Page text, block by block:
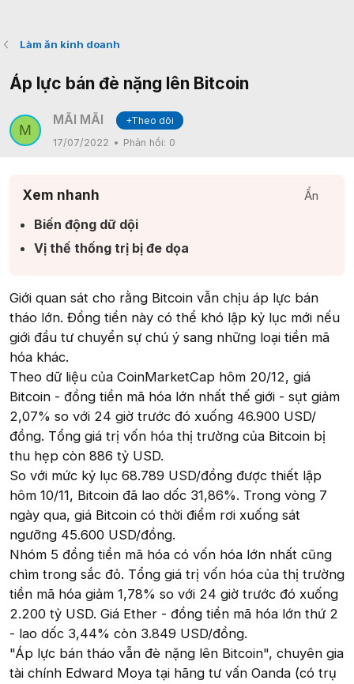
Làm ăn kinh doanh
Áp lực bán đè nặng lên Bitcoin
M
MÃI MÃI
+Theo dõi
17/07/2022
Phản hồi: 0
Xem nhanh Ẩn
Biến động dữ dội​
Vị thế thống trị bị đe dọa​
Giới quan sát cho rằng Bitcoin vẫn chịu áp lực bán
tháo lớn. Đồng tiền này có thể khó lập kỷ lục mới nếu
giới đầu tư chuyển sự chú ý sang những loại tiền mã
hóa khác.
Theo dữ liệu của CoinMarketCap hôm 20/12, giá
Bitcoin - đồng tiền mã hóa lớn nhất thế giới - sụt giảm
2,07% so với 24 giờ trước đó xuống 46.900 USD/
đồng. Tổng giá trị vốn hóa thị trường của Bitcoin bị
thu hẹp còn 886 tỷ USD.
So với mức kỷ lục 68.789 USD/đồng được thiết lập
hôm 10/11, Bitcoin đã lao dốc 31,86%. Trong vòng 7
ngày qua, giá Bitcoin có thời điểm rơi xuống sát
ngưỡng 45.600 USD/đồng.
Nhóm 5 đồng tiền mã hóa có vốn hóa lớn nhất cũng
chìm trong sắc đỏ. Tổng giá trị vốn hóa của thị trường
tiền mã hóa giảm 1,78% so với 24 giờ trước đó xuống
2.200 tỷ USD. Giá Ether - đồng tiền mã hóa lớn thứ 2
- lao dốc 3,44% còn 3.849 USD/đồng.
"Áp lực bán tháo vẫn đè nặng lên Bitcoin", chuyên gia
tài chính Edward Moya tại hãng tư vấn Oanda (có trụ